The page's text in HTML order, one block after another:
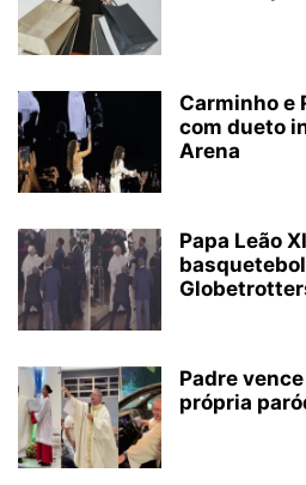
Carminho e
com dueto
Arena
Papa Leão
Padre
própria